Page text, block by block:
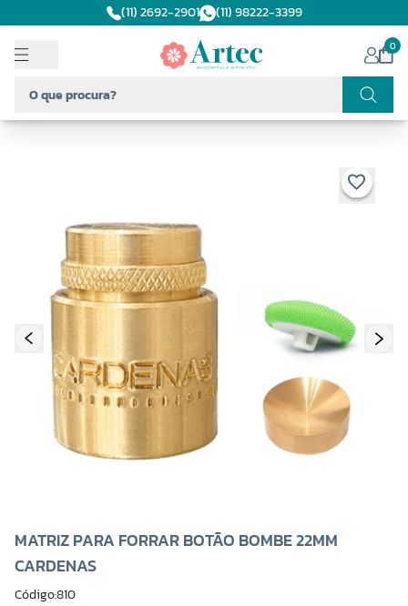
(11) 2692-2901 (11) 98222-3399
0
MATRIZ PARA FORRAR BOTÃO BOMBE 22MM
CARDENAS
Código:810